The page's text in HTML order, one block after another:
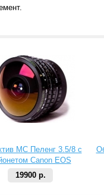
МС Пеленг 3.5/8 с
Canon EOS
19900 р.